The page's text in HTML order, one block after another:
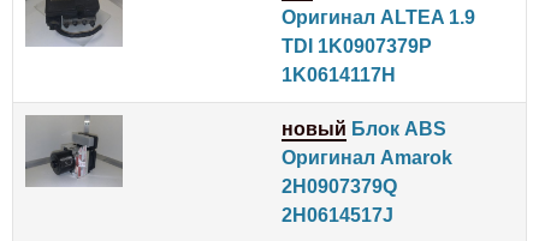
Оригинал ALTEA 1.9
TDI 1K0907379P
1K0614117H
новый Блок ABS
Оригинал Amarok
2H0907379Q
2H0614517J